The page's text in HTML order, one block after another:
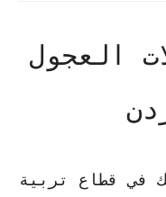
العجول
في قطاع تربية